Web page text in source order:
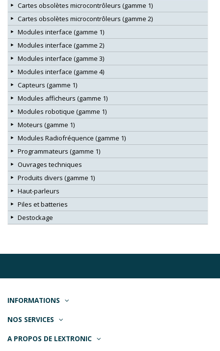
Cartes obsolètes microcontrôleurs (gamme 1)
Cartes obsolètes microcontrôleurs (gamme 2)
Modules interface (gamme 1)
Modules interface (gamme 2)
Modules interface (gamme 3)
Modules interface (gamme 4)
Capteurs (gamme 1)
Modules afficheurs (gamme 1)
Modules robotique (gamme 1)
Moteurs (gamme 1)
Modules Radiofréquence (gamme 1)
Programmateurs (gamme 1)
Ouvrages techniques
Produits divers (gamme 1)
Haut-parleurs
Piles et batteries
Destockage
INFORMATIONS
NOS SERVICES
A PROPOS DE LEXTRONIC